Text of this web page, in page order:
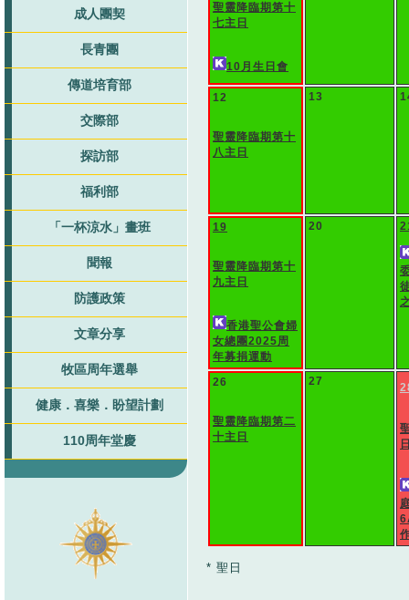
成人團契
長青團
傳道培育部
交際部
探訪部
福利部
「一杯涼水」畫班
聞報
防護政策
文章分享
牧區周年選舉
健康．喜樂．盼望計劃
110周年堂慶
聖靈降臨期第十
七主日
10月生日會
12
聖靈降臨期第十
八主日
13
19
聖靈降臨期第十
九主日
香港聖公會婦
女總團2025周
年募捐運動
20
26
聖靈降臨期第二
十主日
27
* 聖日